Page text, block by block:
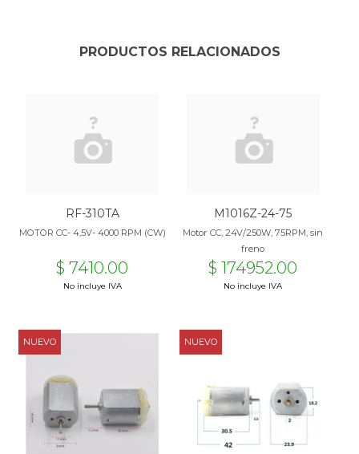
PRODUCTOS RELACIONADOS
RF-310TA
MOTOR CC- 4,5V- 4000 RPM (CW)
$ 7410.00
No incluye IVA
M1016Z-24-75
Motor CC, 24V/250W, 75RPM, sin
freno
$ 174952.00
No incluye IVA
NUEVO NUEVO